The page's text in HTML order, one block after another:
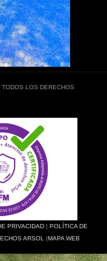
LOS DERECHOS
PRIVACIDAD | POLÍTICA DE
ARSOL |MAPA WEB